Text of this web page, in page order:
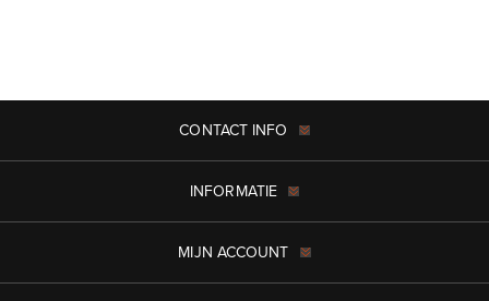
CONTACT INFO
INFORMATIE
MIJN ACCOUNT